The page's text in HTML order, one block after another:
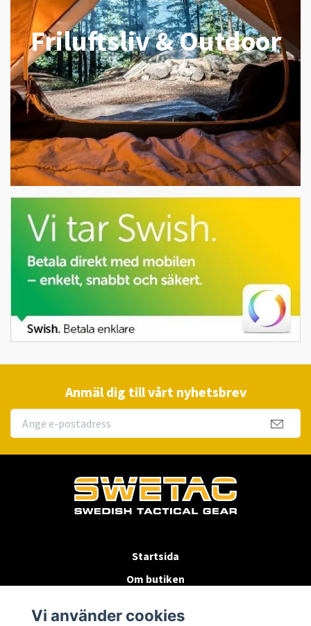
Friluftsliv & Outdoor
Anmäl dig till vårt nyhetsbrev
Startsida
Om butiken
Vi använder cookies